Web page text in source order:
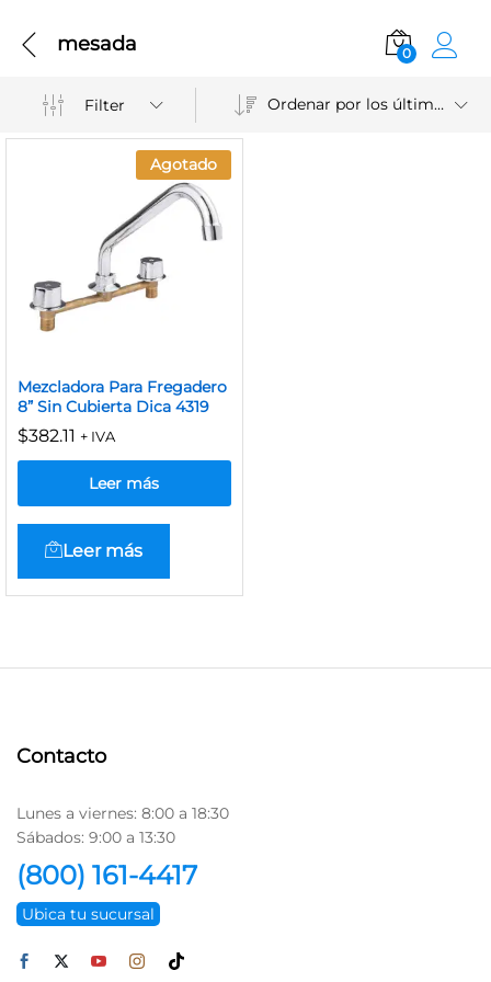
mesada 0
Filter Ordenar por los últimos
Agotado
Mezcladora Para Fregadero
8” Sin Cubierta Dica 4319
$382.11 + IVA
Leer más
Leer más
Contacto
Lunes a viernes: 8:00 a 18:30
Sábados: 9:00 a 13:30
(800) 161-4417
Ubica tu sucursal